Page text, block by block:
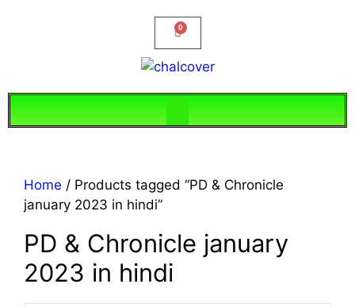
Home / Products tagged “PD & Chronicle
january 2023 in hindi”
PD & Chronicle january
2023 in hindi